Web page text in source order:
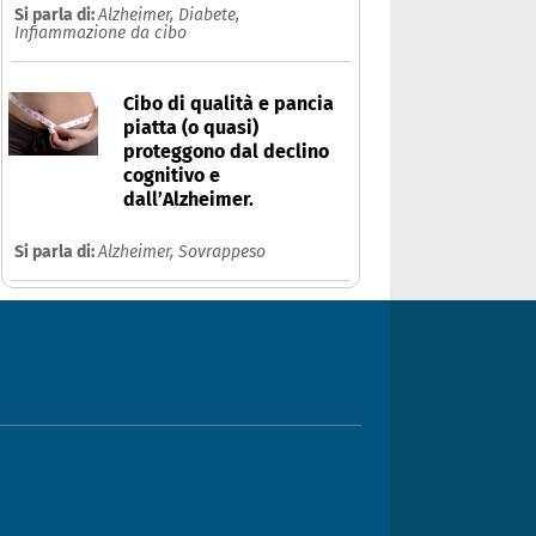
Si parla di:Alzheimer, Diabete,
Infiammazione da cibo
Cibo di qualità e pancia
piatta (o quasi)
proteggono dal declino
cognitivo e
dall’Alzheimer.
Si parla di:Alzheimer, Sovrappeso